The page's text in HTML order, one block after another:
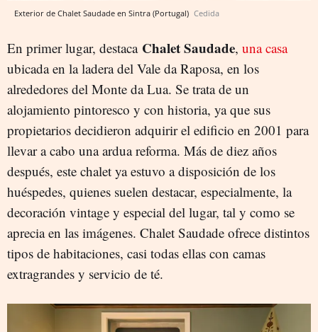
Exterior de Chalet Saudade en Sintra (Portugal) Cedida
En primer lugar, destaca Chalet Saudade, una casa
ubicada en la ladera del Vale da Raposa, en los
alrededores del Monte da Lua. Se trata de un
alojamiento pintoresco y con historia, ya que sus
propietarios decidieron adquirir el edificio en 2001 para
llevar a cabo una ardua reforma. Más de diez años
después, este chalet ya estuvo a disposición de los
huéspedes, quienes suelen destacar, especialmente, la
decoración vintage y especial del lugar, tal y como se
aprecia en las imágenes. Chalet Saudade ofrece distintos
tipos de habitaciones, casi todas ellas con camas
extragrandes y servicio de té.